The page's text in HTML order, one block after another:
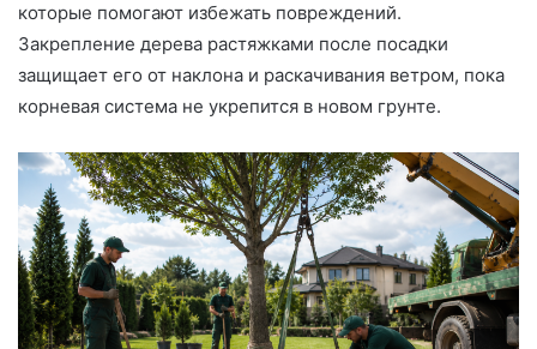
которые помогают избежать повреждений.
Закрепление дерева растяжками после посадки
защищает его от наклона и раскачивания ветром, пока
корневая система не укрепится в новом грунте.